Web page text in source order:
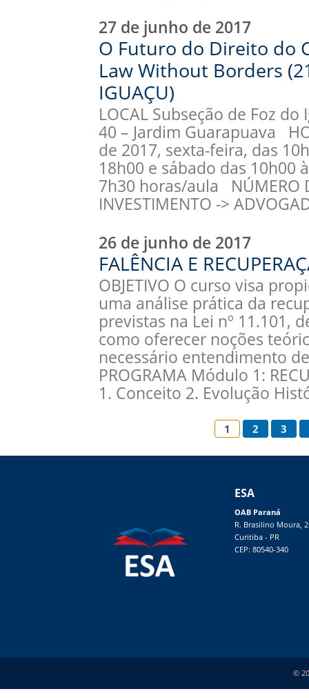
27 de junho de 2017
O Futuro do Direito do
Law Without Borders
IGUAÇU)
LOCAL Subseção de Foz do
40 – Jardim Guarapuava
de 2017, sexta-feira, das
18h00 e sábado das 10h00
7h30 horas/aula NÚMERO
INVESTIMENTO ->
26 de junho de 2017
FALÊNCIA E
OBJETIVO O curso visa
uma análise prática da
previstas na Lei nº 11.101,
como oferecer noções
necessário entendimento
PROGRAMA Módulo 1:
1. Conceito 2. Evolução
1 2 3
ESA
OAB Paraná
R. Brasilino Moura,
Curitiba - PR
CEP: 80540-340
©